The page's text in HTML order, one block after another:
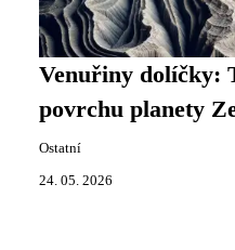
Venuřiny dolíčky:
povrchu planety
Ostatní
24. 05. 2026